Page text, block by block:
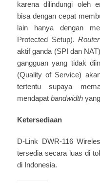
karena dilindungi oleh
bisa dengan cepat
lain hanya dengan
Protected Setup). Router
aktif ganda (SPI dan
gangguan yang tidak
(Quality of Service)
tertentu supaya
mendapat bandwidth
Ketersediaan
D-Link DWR-116
tersedia secara luas di
di Indonesia.